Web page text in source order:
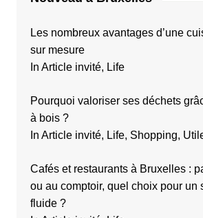
Les nombreux avantages d’une
sur mesure
In Article invité, Life
Pourquoi valoriser ses déchets
à bois ?
In Article invité, Life, Shopping,
Cafés et restaurants à Bruxelles :
ou au comptoir, quel choix pour un
fluide ?